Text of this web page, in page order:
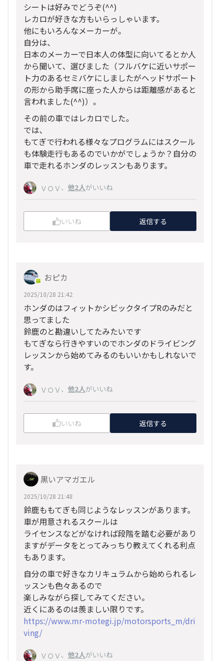
シートは好みでどうぞ(^^)
レカロが好きな方もいらっしゃいます。
他にもいろんなメーカーが。
自分は、
日本のメーカーで日本人の体型に向いてるとか人
から聞いて、選びました（フルバケに近いサポー
ト力のあるセミバケにしましたがヘッドサポート
の形から助手席に座った人からは距離感があると
言われました(^^)）。
その前の車ではレカロでした。
では、
もてぎで行われる様々なプログラムにはスクール
も体験走行もあるのでいかがでしょうか？自分の
車で走れるホンダのレッスンもあります。
ＶＯＶ 、 他2人がいいね
いいね 返信する
おピカ
2025/10/28 21:42
ホンダのはフィットかシビックタイプRのみだと
思ってました
鈴鹿のと勘違いしてたみたいです
もてぎなら行きやすいのでホンダのドライビング
レッスンから始めてみるのもいいかもしれないで
す。
ＶＯＶ 、 他2人がいいね
いいね 返信する
黒いアマガエル
2025/10/28 21:48
鈴鹿ももてぎも同じようなレッスンがあります。
車が用意されるスクールは
ライセンスなどがなければ段階を踏む必要があり
ますがデータをとってみっちり教えてくれる利点
もあります。
自分の車で好きなカリキュラムから始められるレ
ッスンも色々あるので
楽しみながら探してみてください。
近くにあるのは羨ましい限りです。
https://www.mr-motegi.jp/motorsports_m/dri
ving/
ＶＯＶ 、 他2人がいいね